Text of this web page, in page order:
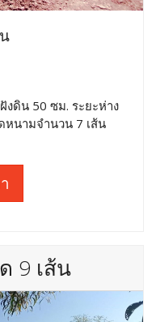
งดิน 50 ซม. ระยะห่าง
หนามจำนวน 7 เส้น
9 เส้น